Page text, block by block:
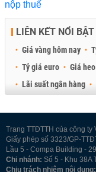
LIÊN KẾT NỔI BẬT
Giá vàng hôm nay
Tỷ giá euro
Giá
Lãi suất ngân hàng
Trang TTĐTTH của công ty
Giấy phép số 3323/GP-
Lầu 5 - Compa Building -
Chi nhánh: Số 5 - Khu 38A
Chịu trách nhiệm nội dung: